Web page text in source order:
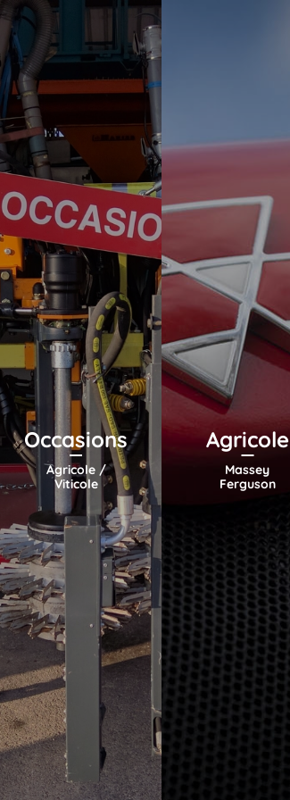
Occasions
Agricole /
Viticole
Agricole
Massey
Ferguson